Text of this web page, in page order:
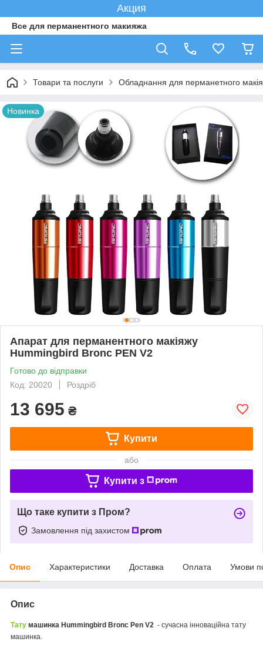
Акция
Все для перманентного макияжа
Товари та послуги Обладнання для перманетного
Новинка
Апарат для перманентного макіяжу
Hummingbird Bronc PEN V2
Готово до відправки
Код: 20020
Роздріб
13 695 ₴
Купити
або
Купити з
Що таке купити з Пром?
Замовлення під захистом
Опис Характеристики Доставка Оплата Умови
Опис
Тату машинка Hummingbird Bronc Pen V2 - сучасна інноваційна тату
машинка.